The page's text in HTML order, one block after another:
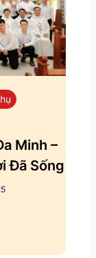
Minh –
Đã Sống